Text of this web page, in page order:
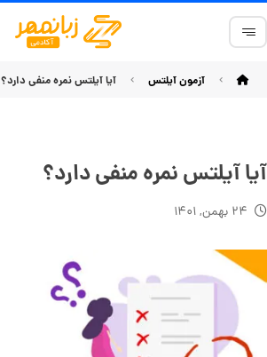
آزمون آیلتس آیا آیلتس نمره منفی دارد؟
آیا آیلتس نمره منفی دارد؟
۲۴ بهمن, ۱۴۰۱